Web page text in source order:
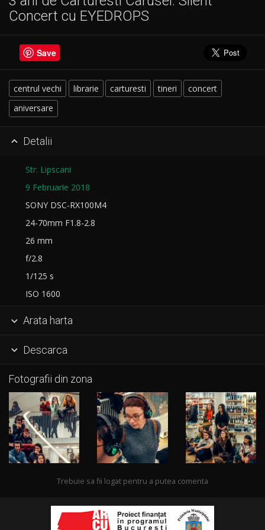
Concert cu EYEDROPS
Save
centrul vechi librarie carturesti tineri
concert
aniversare
 Detalii
Str. Lipscani
9 Februarie 2018
SONY DSC-RX100M4
24-70mm F1.8-2.8
26 mm
f/2.8
1/125 s
ISO 1600
 Arata harta
 Descarca
Fotografii din zona
Trebuie sa fii logat pentru a putea comenta